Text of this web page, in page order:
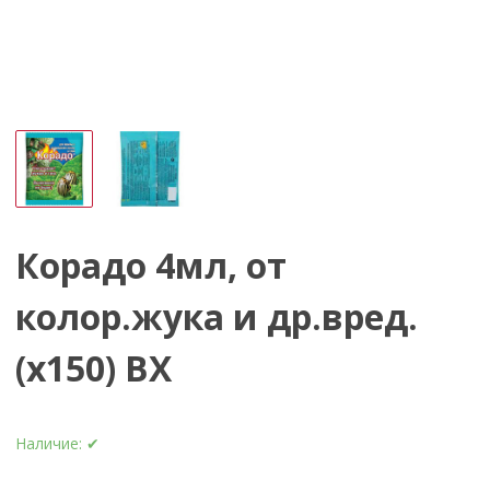
Корадо 4мл, от
колор.жука и др.вред.
(х150) ВХ
Наличие: ✔